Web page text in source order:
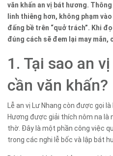
văn khấn an vị bát hương.
linh thiêng hơn, không phạm
đấng bề trên “quở trách”. Khi
đúng cách sẽ đem lại may mắn,
1. Tại sao an
cần văn khấn?
Lễ an vị Lư Nhang còn được gọi
Hương được giải thích nôm na
thờ. Đây là một phần công việc
trong các nghi lễ bốc và lập bát